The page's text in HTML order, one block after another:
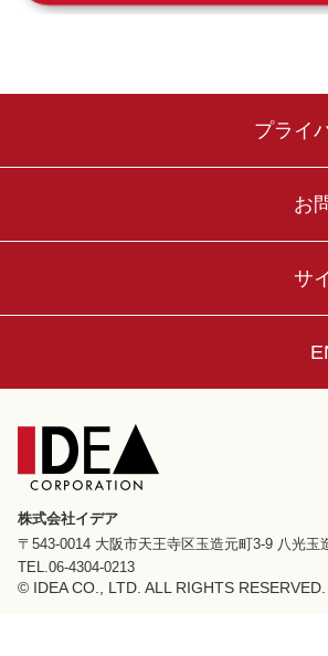
プライ
お
サ
株式会社イデア
〒543-0014 大阪市天王寺区玉造元町3-9 八光玉
TEL.06-4304-0213
© IDEA CO., LTD. ALL RIGHTS RESERVED.